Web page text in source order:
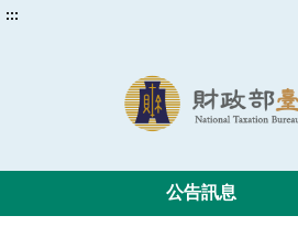
:::
公告訊息